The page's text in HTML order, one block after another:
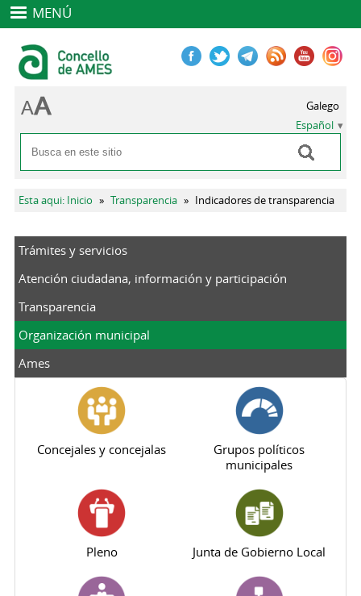
MENÚ
Formulario de búsqueda
Buscar
Galego
Español
Se encuentra usted aquí
Esta aqui: Inicio » Transparencia » Indicadores de transparencia
Trámites y servicios
Atención ciudadana, información y participación
Transparencia
Organización municipal
Ames
Concejales y concejalas
Grupos políticos
municipales
Pleno Junta de Gobierno Local